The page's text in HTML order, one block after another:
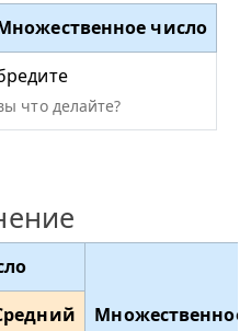
число
что делайте?
Множественное